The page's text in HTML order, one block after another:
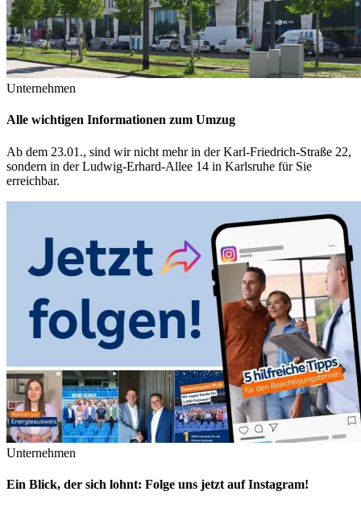
Unternehmen
Alle wichtigen Informationen zum Umzug
Ab dem 23.01., sind wir nicht mehr in der Karl‑Friedrich‑Straße 22,
sondern in der Ludwig‑Erhard‑Allee 14 in Karlsruhe für Sie
erreichbar.
Unternehmen
Ein Blick, der sich lohnt: Folge uns jetzt auf Instagram!